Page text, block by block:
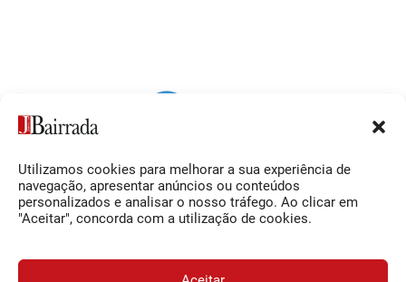
Utilizamos cookies para melhorar a sua experiência de
navegação, apresentar anúncios ou conteúdos
personalizados e analisar o nosso tráfego. Ao clicar em
"Aceitar", concorda com a utilização de cookies.
Siga-nos
Facebook
O Jornal da Bairrada
Contactos